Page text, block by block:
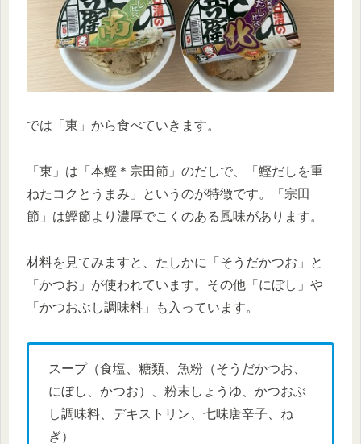
では「東」から食べていきます。
「東」は「本鰹＊宗田節」のだしで、「鰹だしを重
ねたコクとうまみ」というのが特徴です。「宗田
節」は鰹節より濃厚でこくのある風味があります。
材料を見てみますと、たしかに「そうだかつお」と
「かつお」が使われています。その他「にぼし」や
「かつおぶし調味料」も入っています。
スープ（食塩、糖類、魚粉（そうだかつお、
にぼし、かつお）、粉末しょうゆ、かつおぶ
し調味料、デキストリン、七味唐辛子、ね
ぎ）